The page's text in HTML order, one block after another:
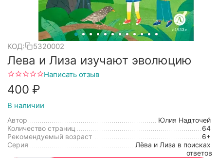
КОД: 5320002
Лева и Лиза изучают эволюцию
Написать отзыв
‍400‍ ₽
В наличии
Автор
Юлия Надточей
Количество страниц
64
Рекомендуемый возраст
6+
Серия
Лёва и Лиза в поисках
ответов